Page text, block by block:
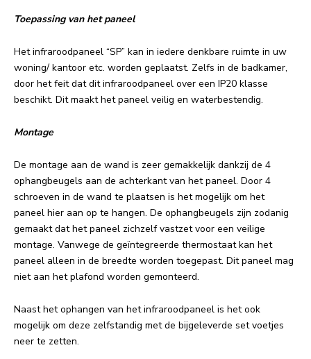
Toepassing van het paneel
Het infraroodpaneel “SP” kan in iedere denkbare ruimte in uw
woning/ kantoor etc. worden geplaatst. Zelfs in de badkamer,
door het feit dat dit infraroodpaneel over een IP20 klasse
beschikt. Dit maakt het paneel veilig en waterbestendig.
Montage
De montage aan de wand is zeer gemakkelijk dankzij de 4
ophangbeugels aan de achterkant van het paneel. Door 4
schroeven in de wand te plaatsen is het mogelijk om het
paneel hier aan op te hangen. De ophangbeugels zijn zodanig
gemaakt dat het paneel zichzelf vastzet voor een veilige
montage. Vanwege de geïntegreerde thermostaat kan het
paneel alleen in de breedte worden toegepast. Dit paneel mag
niet aan het plafond worden gemonteerd.
Naast het ophangen van het infraroodpaneel is het ook
mogelijk om deze zelfstandig met de bijgeleverde set voetjes
neer te zetten.